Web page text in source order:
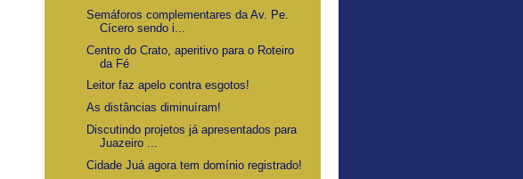
Semáforos complementares da Av. Pe.
Cícero sendo i...
Centro do Crato, aperitivo para o Roteiro
da Fé
Leitor faz apelo contra esgotos!
As distâncias diminuíram!
Discutindo projetos já apresentados para
Juazeiro ...
Cidade Juá agora tem domínio registrado!